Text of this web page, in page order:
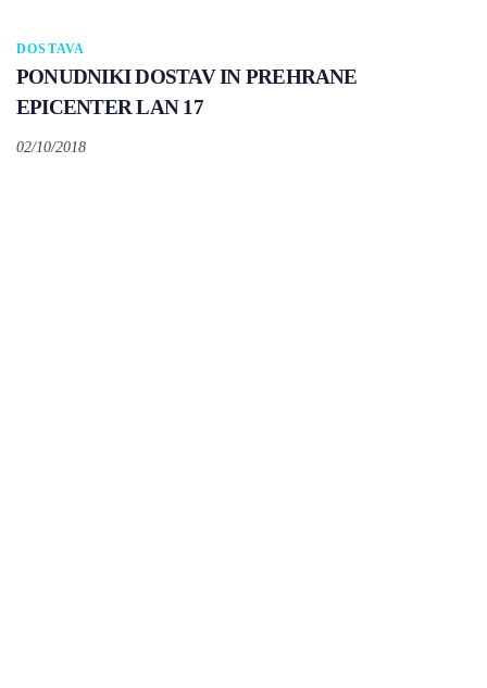
DOSTAVA
PONUDNIKI DOSTAV IN PREHRANE
EPICENTER LAN 17
02/10/2018